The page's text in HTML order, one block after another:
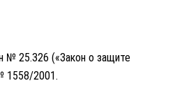
№ 25.326 («Закон о защите
1558/2001.